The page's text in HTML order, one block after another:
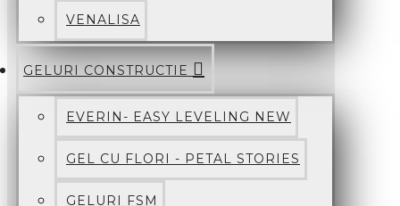
VENALISA
GELURI CONSTRUCTIE
EVERIN- EASY LEVELING NEW
GEL CU FLORI - PETAL STORIES
GELURI FSM